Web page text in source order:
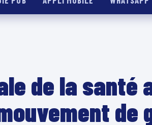
de la santé
de